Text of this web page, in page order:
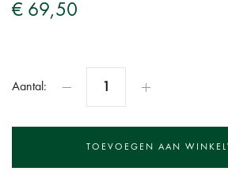
€ 69,50
Aantal: